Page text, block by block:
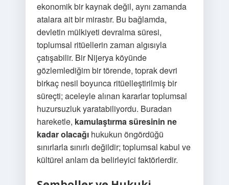
ekonomik bir kaynak değil, aynı zamanda
atalara ait bir mirastır. Bu bağlamda,
devletin mülkiyeti devralma süresi,
toplumsal ritüellerin zaman algısıyla
çatışabilir. Bir Nijerya köyünde
gözlemlediğim bir törende, toprak devri
birkaç nesil boyunca ritüelleştirilmiş bir
süreçti; aceleyle alınan kararlar toplumsal
huzursuzluk yaratabiliyordu. Buradan
hareketle, kamulaştırma süresinin ne
kadar olacağıhukukun öngördüğü
sınırlarla sınırlı değildir; toplumsal kabul ve
kültürel anlam da belirleyici faktörlerdir.